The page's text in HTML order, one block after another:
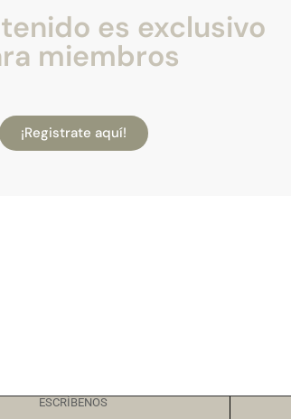
es exclusivo
miembros
¡Registrate aquí!
ESCRÍBENOS